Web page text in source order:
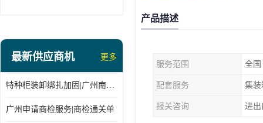
最新供应商机 更多
特种柜装卸绑扎加固|广州南沙仓库装卸
广州申请商检服务|商检通关单
产品描述
服务范围 全国
配套服务 集装
报关咨询 进出